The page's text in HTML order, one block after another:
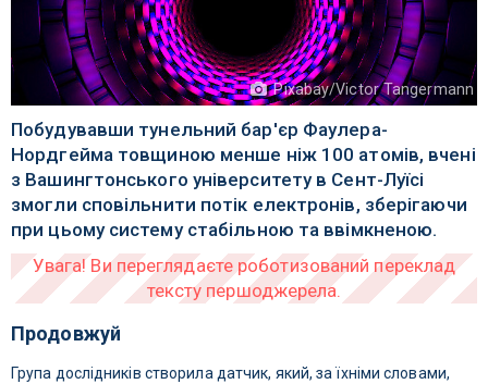
Pixabay/Victor Tangermann
Побудувавши тунельний бар'єр Фаулера-
Нордгейма товщиною менше ніж 100 атомів, вчені
з Вашингтонського університету в Сент-Луїсі
змогли сповільнити потік електронів, зберігаючи
при цьому систему стабільною та ввімкненою.
Продовжуй
Група дослідників створила датчик, який, за їхніми словами,